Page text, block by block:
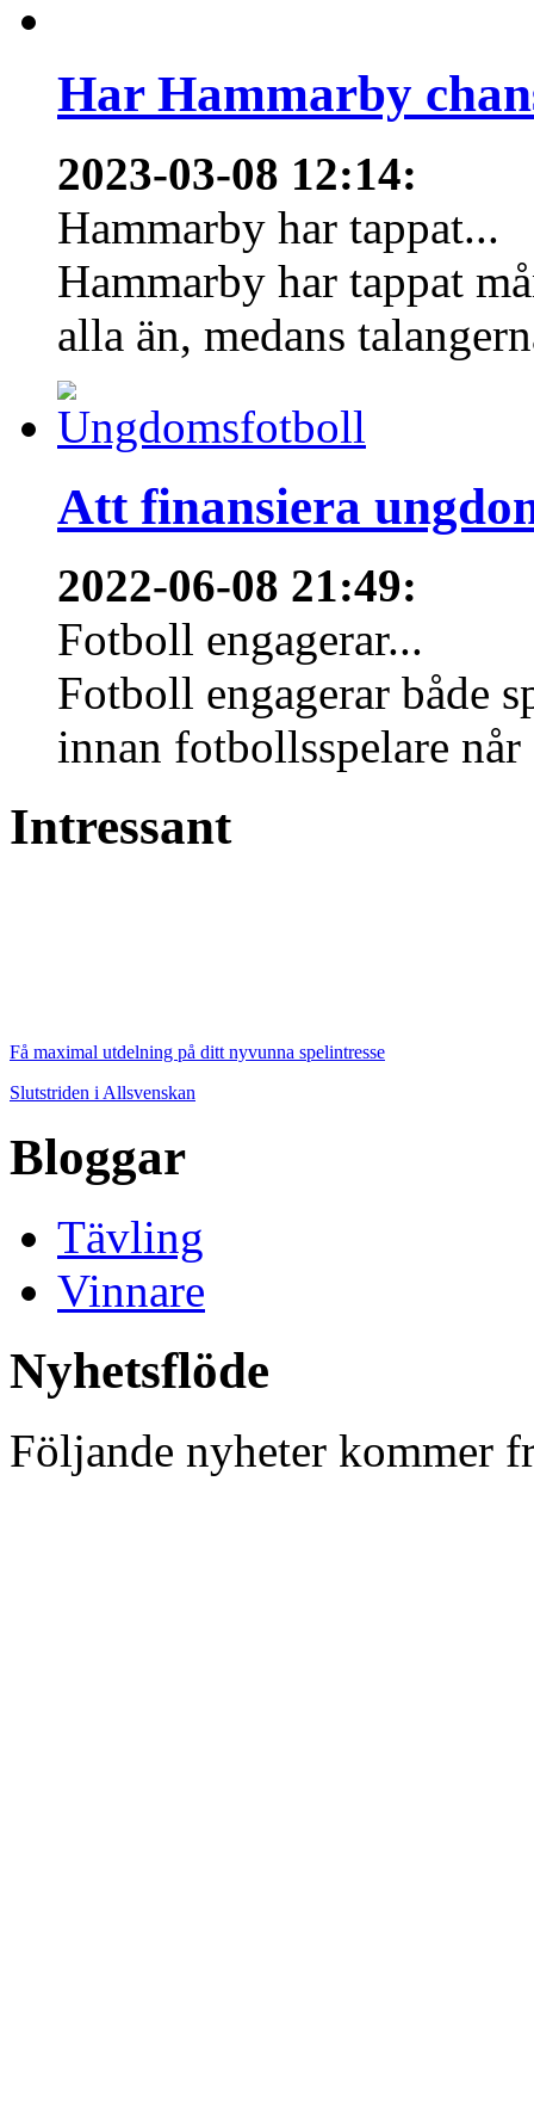
Har Hammarby
2023-03-08 12:14:
Hammarby har tappat...
Hammarby har tappat
alla än, medans
Att finansiera
2022-06-08 21:49:
Fotboll engagerar...
Fotboll engagerar både
innan fotbollsspelare
Intressant
Få maximal utdelning på ditt nyvunna spelintresse
Slutstriden i Allsvenskan
Bloggar
Tävling
Vinnare
Nyhetsflöde
Följande nyheter kommer